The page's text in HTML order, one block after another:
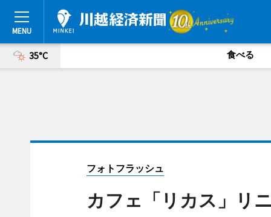
35°C 食べる
フォトフラッシュ
カフェ「リカス」リ